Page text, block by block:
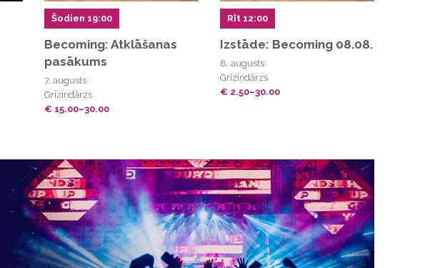
Šodien 19:00
Becoming: Atklāšanas
pasākums
7. augusts
Grīziņdārzs
€ 15.00–30.00
Rīt 12:00
Izstāde: Becoming 08.08.
8. augusts
Grīziņdārzs
€ 2.50–30.00